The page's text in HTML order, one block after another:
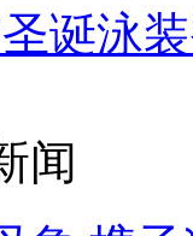
诞泳
闻